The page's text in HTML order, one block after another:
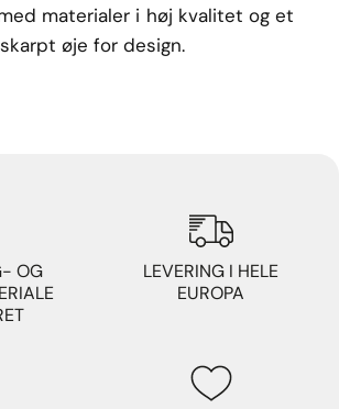
materialer i høj kvalitet og et
skarpt øje for design.
OG
LEVERING I HELE
EUROPA